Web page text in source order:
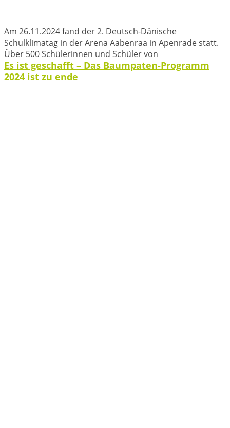
Am 26.11.2024 fand der 2. Deutsch-Dänische
Schulklimatag in der Arena Aabenraa in Apenrade statt.
Über 500 Schülerinnen und Schüler von
Es ist geschafft – Das Baumpaten-Programm
2024 ist zu ende